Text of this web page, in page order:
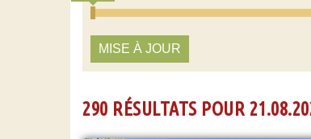
MISE À JOUR
290 RÉSULTATS POUR